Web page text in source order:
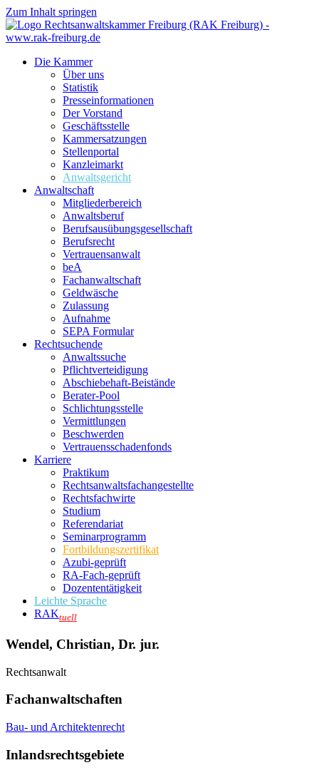
Zum Inhalt springen
Die Kammer
Über uns
Statistik
Presseinformationen
Der Vorstand
Geschäftsstelle
Kammersatzungen
Stellenportal
Kanzleimarkt
Anwaltsgericht
Anwaltschaft
Mitgliederbereich
Anwaltsberuf
Berufsausübungs­gesellschaft
Berufsrecht
Vertrauensanwalt
beA
Fachanwaltschaft
Geldwäsche
Zulassung
Aufnahme
SEPA Formular
Rechtsuchende
Anwaltssuche
Pflichtverteidigung
Abschiebehaft-Beistände
Berater-Pool
Schlichtungsstelle
Vermittlungen
Beschwerden
Vertrauensschadenfonds
Karriere
Praktikum
Rechtsanwalts­fachangestellte
Rechtsfachwirte
Studium
Referendariat
Seminarprogramm
Fortbildungszertifikat
Azubi-geprüft
RA-Fach-geprüft
Dozententätigkeit
Leichte Sprache
RAKtuell
Wendel, Christian, Dr. jur.
Rechtsanwalt
Fachanwaltschaften
Bau- und Architektenrecht
Inlandsrechtsgebiete